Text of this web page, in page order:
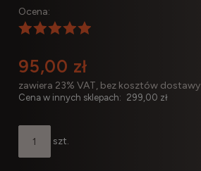
Ocena:
95,00 zł
zawiera 23% VAT, bez kosztów dostawy
Cena w innych sklepach: 299,00 zł
szt.